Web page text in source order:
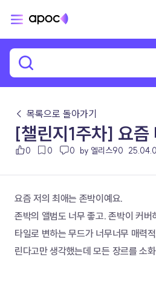
← 목록으로 돌아가기
[챌린지1주차] 요즘
0 0 0 by 엘리스90
요즘 저의 최애는 존박이예요.
존박의 앨범도 너무 좋고. 존박이 커버
타일로 변하는 무드가 너무너무 매력
린다고만 생각했는데 모든 장르를